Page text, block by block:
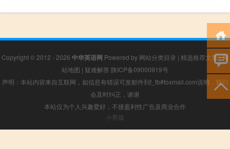
Copyright © 2012 - 2026 中华英语网 Powered by 网站分类目录 | 精选推荐文章|网
站地图 | 疑难解答 陕ICP备09000919号
声明：本站内容来自互联网，如信息有错误可发邮件到f_fb#foxmail.com说明，我们
会及时纠正，谢谢
本站仅为个人兴趣爱好，不接盈利性广告及商业合作
小男孩